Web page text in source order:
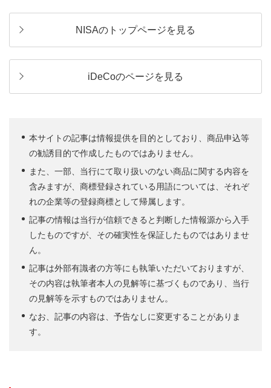
NISAのトップページを見る
iDeCoのページを見る
本サイトの記事は情報提供を目的としており、商品申込等
の勧誘目的で作成したものではありません。
また、一部、当行にて取り扱いのない商品に関する内容を
含みますが、商標登録されている用語については、それぞ
れの企業等の登録商標として帰属します。
記事の情報は当行が信頼できると判断した情報源から入手
したものですが、その確実性を保証したものではありませ
ん。
記事は外部有識者の方等にも執筆いただいておりますが、
その内容は執筆者本人の見解等に基づくものであり、当行
の見解等を示すものではありません。
なお、記事の内容は、予告なしに変更することがありま
す。